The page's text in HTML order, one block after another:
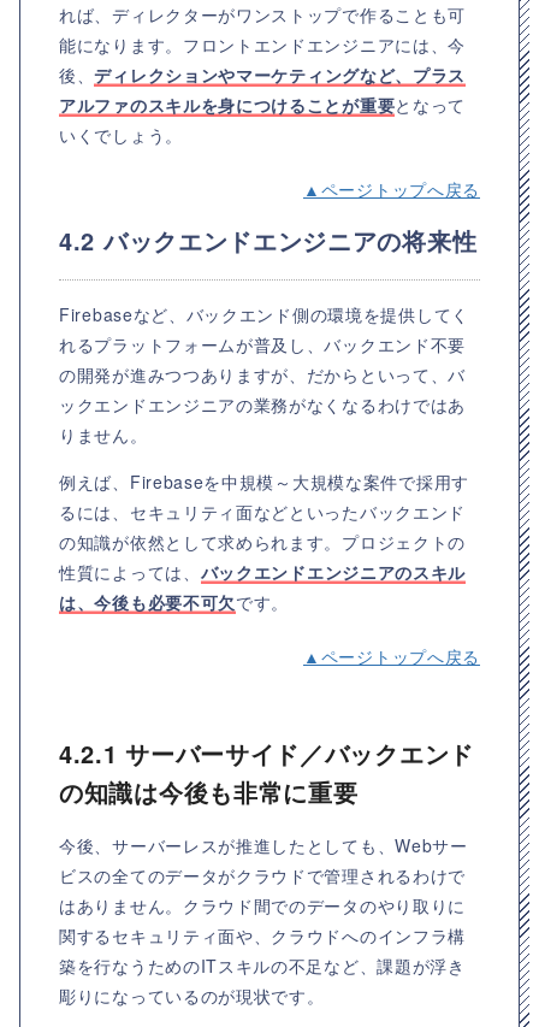
れば、ディレクターがワンストップで作ることも可
能になります。フロントエンドエンジニアには、今
後、ディレクションやマーケティングなど、プラス
アルファのスキルを身につけることが重要となって
いくでしょう。
▲ページトップへ戻る
4.2 バックエンドエンジニアの将来性
Firebaseなど、バックエンド側の環境を提供してく
れるプラットフォームが普及し、バックエンド不要
の開発が進みつつありますが、だからといって、バ
ックエンドエンジニアの業務がなくなるわけではあ
りません。
例えば、Firebaseを中規模～大規模な案件で採用す
るには、セキュリティ面などといったバックエンド
の知識が依然として求められます。プロジェクトの
性質によっては、 バックエンドエンジニアのスキル
は、今後も必要不可欠です。
▲ページトップへ戻る
4.2.1 サーバーサイド／バックエンド
の知識は今後も非常に重要
今後、サーバーレスが推進したとしても、Webサー
ビスの全てのデータがクラウドで管理されるわけで
はありません。クラウド間でのデータのやり取りに
関するセキュリティ面や、クラウドへのインフラ構
築を行なうためのITスキルの不足など、課題が浮き
彫りになっているのが現状です。